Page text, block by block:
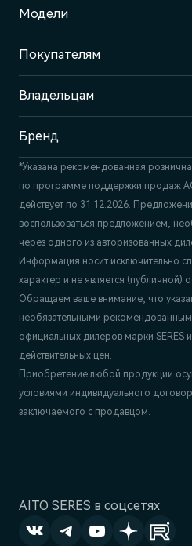
AITO SERES в соцсетях
Адрес
Пермь, ш.
Отдел продаж и сервиса
+7 (342) 250-23-25
Модели
Покупателям
Владельцам
Бренд
*Указана рекомендованная
по программе поддержки продаж
действует по 31.12.2026.
воспользоваться предложением,
через одного из авторизованных
Информация носит исключительно
характер и не является (публичной)
Обращаем ваше внимание, что
необязательными
официальных дилеров марки SERES и
действительных цен.
Приобретение любой продукции
условиями индивидуального
заключаемого с продавцом.